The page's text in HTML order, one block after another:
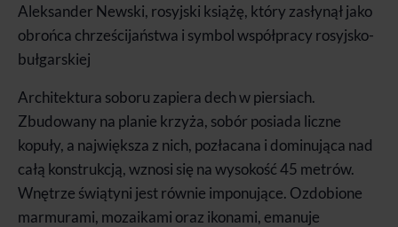
Aleksander Newski, rosyjski książę, który zasłynął jako
obrońca chrześcijaństwa i symbol współpracy rosyjsko-
bułgarskiej
Architektura soboru zapiera dech w piersiach.
Zbudowany na planie krzyża, sobór posiada liczne
kopuły, a największa z nich, pozłacana i dominująca nad
całą konstrukcją, wznosi się na wysokość 45 metrów.
Wnętrze świątyni jest równie imponujące. Ozdobione
marmurami, mozaikami oraz ikonami, emanuje